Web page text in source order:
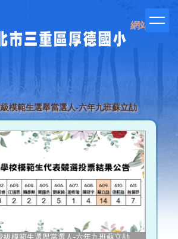
網站管理
模範生選舉當選人-六年九班蘇立劼
級模範生選舉當選人-六年九班蘇立劼